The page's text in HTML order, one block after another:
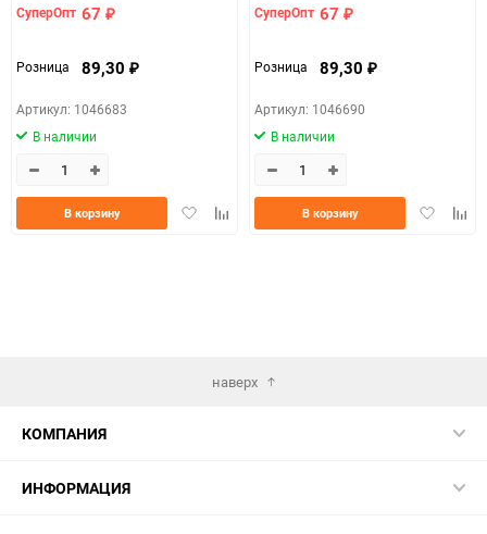
СуперОпт 67 ₽
Розница 89,30 ₽
Артикул: 1046683
В наличии
ДобавитьДобавить
В корзину
СуперОпт 67 ₽
Розница 89,30 ₽
Артикул: 1046690
В наличии
Добавить
В корзину
наверх
КОМПАНИЯ
ИНФОРМАЦИЯ